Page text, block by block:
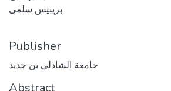
برينيس سلمى
Publisher
جامعة الشادلي بن جديد
Abstract